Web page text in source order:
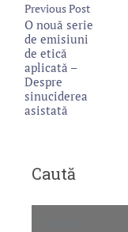
Previous Post
O nouă serie
de emisiuni
de etică
aplicată –
Despre
sinuciderea
asistată
Caută